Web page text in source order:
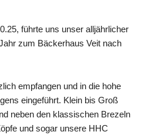
führte uns unser alljährlicher
zum Bäckerhaus Veit nach
empfangen und in die hohe
eingeführt. Klein bis Groß
neben den klassischen Brezeln
und sogar unsere HHC